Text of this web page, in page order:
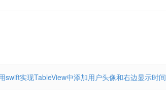
swift实现TableView中添加用户头像和右边显示时间